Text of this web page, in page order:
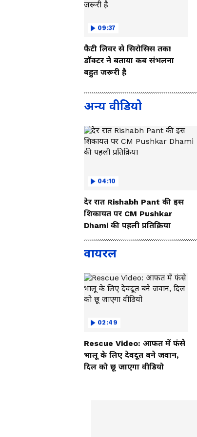
09:37
फैटी लिवर से सिरोसिस तक!
डॉक्टर ने बताया कब संभलना
बहुत जरूरी है
अन्य वीडियो
04:10
देर रात Rishabh Pant की इस
शिकायत पर CM Pushkar
Dhami की पहली प्रतिक्रिया
वायरल
02:49
Rescue Video: आफत में फंसे
भालू के लिए देवदूत बने जवान,
दिल को छू जाएगा वीडियो